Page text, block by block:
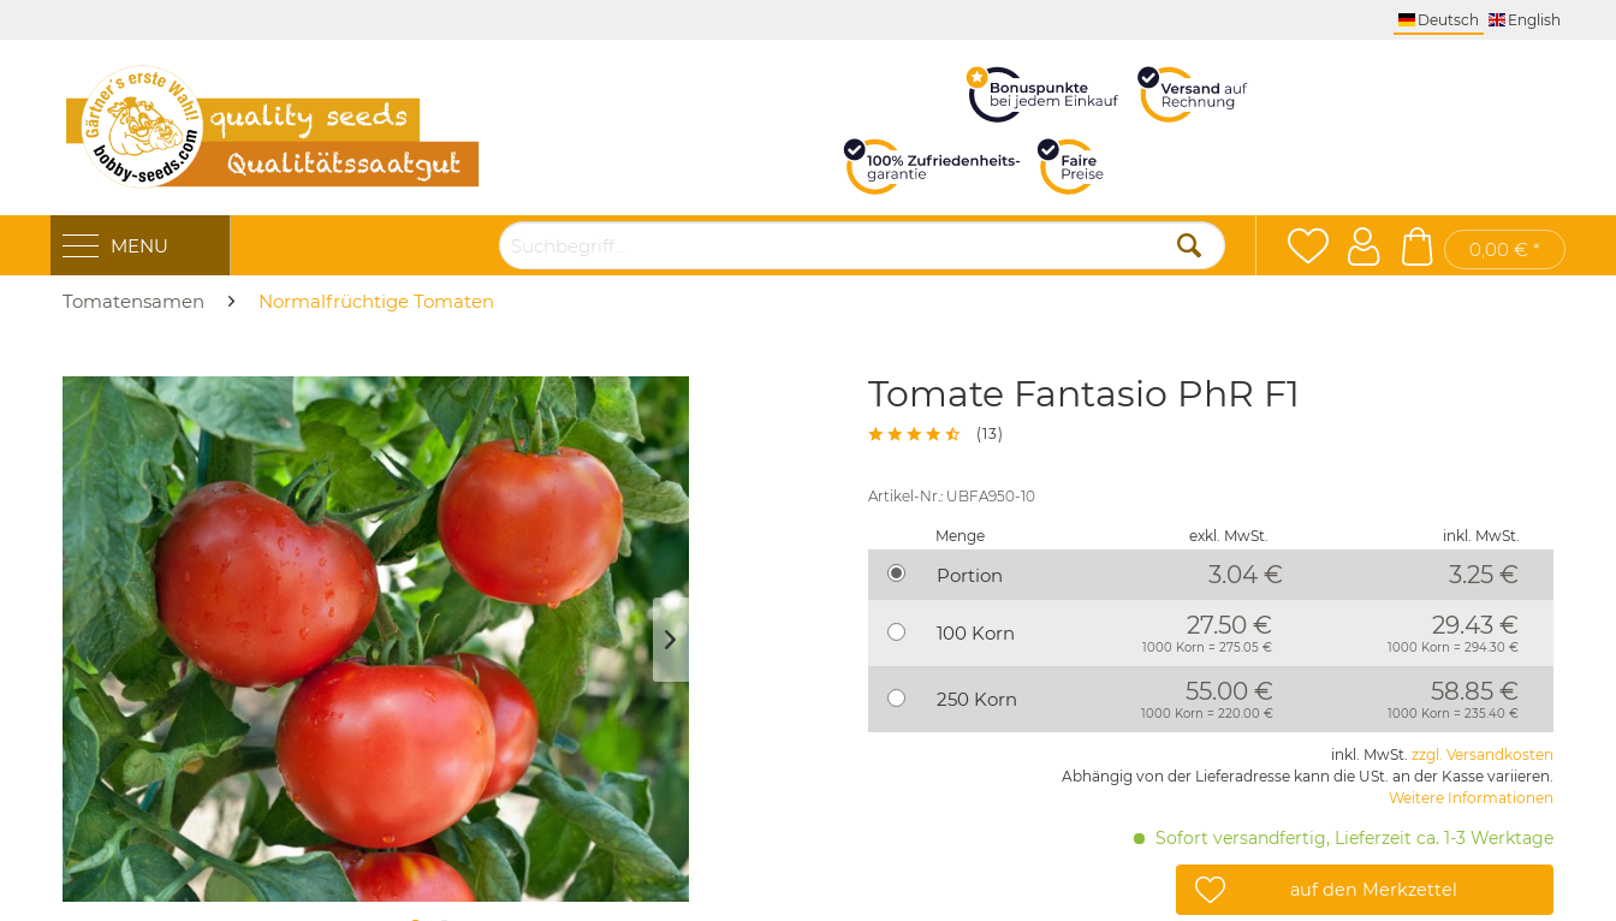
Deutsch English
MENU 0,00 € *
Tomatensamen Normalfrüchtige Tomaten
Tomate Fantasio PhR F1
(13)
Artikel-Nr.: UBFA950-10
Menge exkl. MwSt. inkl. MwSt.
Portion 3.04 € 3.25€
100 Korn 27.50 €
1000 Korn = 275.05 €
29.43 €
1000 Korn = 294.30 €
250 Korn 55.00 €
1000 Korn = 220.00 €
58.85 €
1000 Korn = 235.40 €
inkl. MwSt. zzgl. Versandkosten
Abhängig von der Lieferadresse kann die USt. an der Kasse variieren.
Weitere Informationen
Sofort versandfertig, Lieferzeit ca. 1-3 Werktage
auf den Merkzettel